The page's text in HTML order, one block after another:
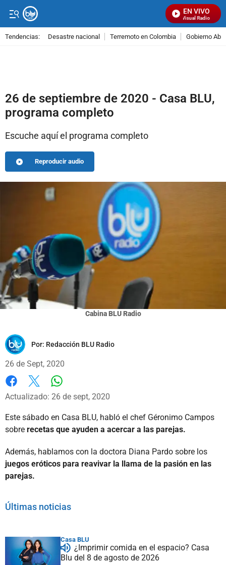
EN VIVO
Señal Visual Radio
Tendencias: Desastre nacional Terremoto en Colombia Gobierno
26 de septiembre de 2020 - Casa BLU,
programa completo
Escuche aquí el programa completo
Reproducir audio
Cabina BLU Radio
Por: Redacción BLU Radio
26 de Sept, 2020
Facebook
X
Actualizado: 26 de sept, 2020
Este sábado en Casa BLU, habló el chef Géronimo Campos
sobre recetas que ayuden a acercar a las parejas.
Además, hablamos con la doctora Diana Pardo sobre los
juegos eróticos para reavivar la llama de la pasión en las
parejas.
Últimas noticias
Casa BLU
¿Imprimir comida en el espacio? Casa
Blu del 8 de agosto de 2026